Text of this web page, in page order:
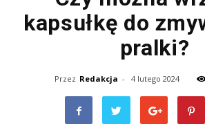
kapsułkę do
pralki?
Przez Redakcja - 4 lutego 2024